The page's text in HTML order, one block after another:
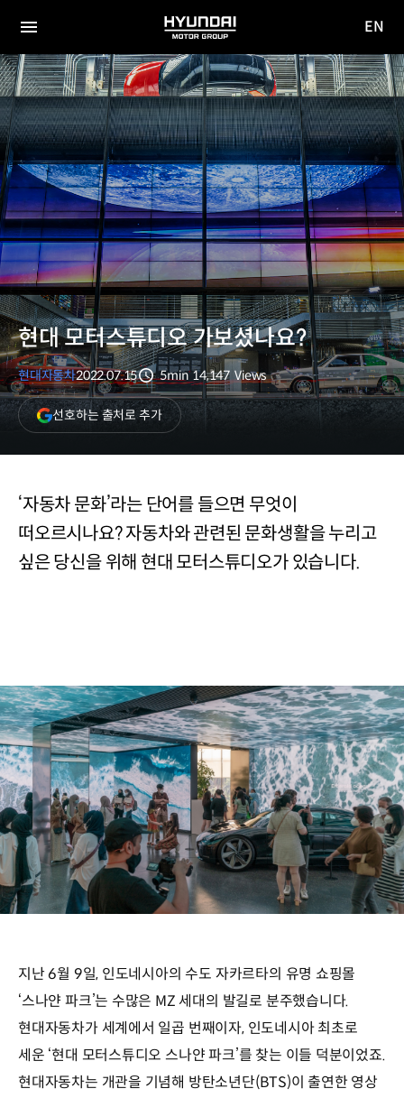
전체
메뉴
HYUNDAI
MOTOR
GROUP
사이
이동
EN
현대 모터스튜디오 가보셨나요?
현대자동차2022.07.15
분량
5min
조회수
14,147 Views
선호하는 출처로 추가(새
창
열림)
‘자동차 문화’라는 단어를 들으면 무엇이
떠오르시나요? 자동차와 관련된 문화생활을 누리고
싶은 당신을 위해 현대 모터스튜디오가 있습니다.
지난 6월 9일, 인도네시아의 수도 자카르타의 유명 쇼핑몰
‘스나얀 파크’는 수많은 MZ 세대의 발길로 분주했습니다.
현대자동차가 세계에서 일곱 번째이자, 인도네시아 최초로
세운 ‘현대 모터스튜디오 스나얀 파크’를 찾는 이들 덕분이었죠.
현대자동차는 개관을 기념해 방탄소년단(BTS)이 출연한 영상